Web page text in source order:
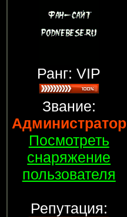
Ранг: VIP
Звание:
Администратор
Посмотреть
снаряжение
пользователя
Репутация: